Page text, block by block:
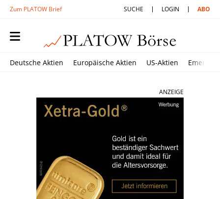
Zum PLATOW Brief SUCHE LOGIN ABO
Deutsche Aktien Europäische Aktien US-Aktien
ANZEIGE